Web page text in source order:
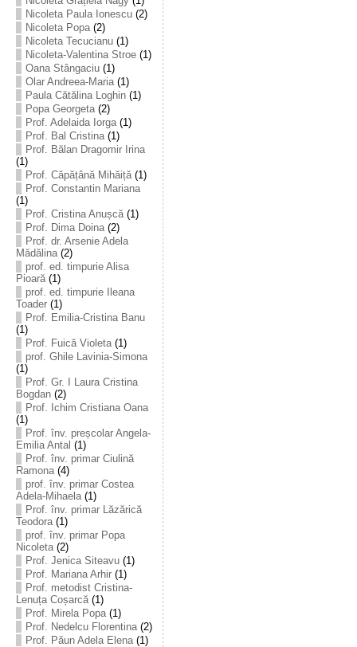
Nicoleta Paula Ionescu(2)
Nicoleta Popa(2)
Nicoleta Tecucianu(1)
Nicoleta-Valentina Stroe(1)
Oana Stângaciu(1)
Olar Andreea-Maria(1)
Paula Cătălina Loghin(1)
Popa Georgeta(2)
Prof. Adelaida Iorga(1)
Prof. Bal Cristina(1)
Prof. Bălan Dragomir Irina
(1)
Prof. Căpățână Mihăiță(1)
Prof. Constantin Mariana
(1)
Prof. Cristina Anușcă(1)
Prof. Dima Doina(2)
Prof. dr. Arsenie Adela
Mădălina(2)
prof. ed. timpurie Alisa
Pioară(1)
prof. ed. timpurie Ileana
Toader(1)
Prof. Emilia-Cristina Banu
(1)
Prof. Fuică Violeta(1)
prof. Ghile Lavinia-Simona
(1)
Prof. Gr. I Laura Cristina
Bogdan(2)
Prof. Ichim Cristiana Oana
(1)
Prof. înv. preșcolar Angela-
Emilia Antal (1)
Prof. înv. primar Ciulină
Ramona(4)
prof. înv. primar Costea
Adela-Mihaela(1)
Prof. înv. primar Lăzărică
Teodora(1)
prof. înv. primar Popa
Nicoleta(2)
Prof. Jenica Siteavu(1)
Prof. Mariana Arhir(1)
Prof. metodist Cristina-
Lenuța Coșarcă(1)
Prof. Mirela Popa(1)
Prof. Nedelcu Florentina(2)
Prof. Păun Adela Elena(1)